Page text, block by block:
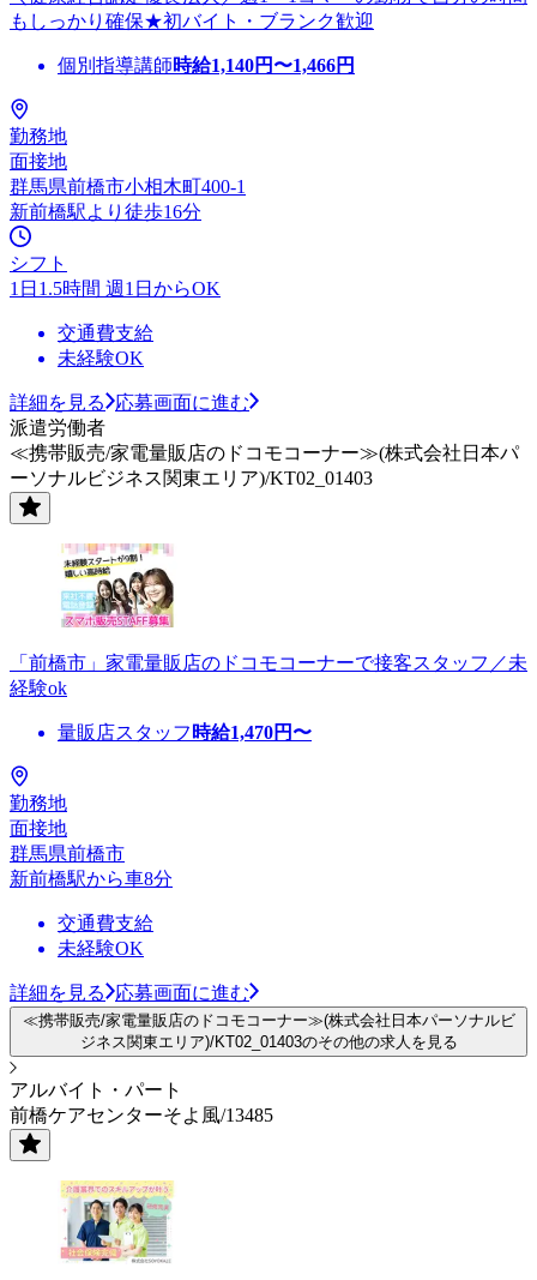
もしっかり確保★初バイト・ブランク歓迎
個別指導講師時給1,140円〜1,466円
勤務地
面接地
群馬県前橋市小相木町400-1
新前橋駅より徒歩16分
シフト
1日1.5時間 週1日からOK
交通費支給
未経験OK
詳細を見る
応募画面に進む
派遣労働者
≪携帯販売/家電量販店のドコモコーナー≫(株式会社日本パ
ーソナルビジネス関東エリア)/KT02_01403
「前橋市」家電量販店のドコモコーナーで接客スタッフ／未
経験ok
量販店スタッフ 時給1,470円〜
勤務地
面接地
群馬県前橋市
新前橋駅から車8分
交通費支給
未経験OK
詳細を見る 応募画面に進む
≪携帯販売/家電量販店のドコモコーナー≫(株式会社日本パーソナルビ
ジネス関東エリア)/KT02_01403のその他の求人を見る
アルバイト・パート
前橋ケアセンターそよ風/13485